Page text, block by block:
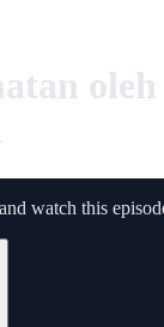
watch this